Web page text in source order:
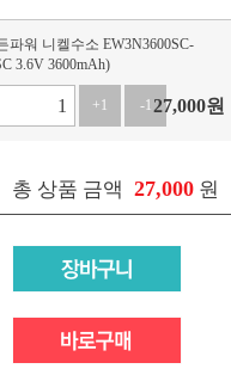
파워 니켈수소 EW3N3600SC-
3.6V 3600mAh)
+1 -127,000원
총 상품 금액 27,000 원